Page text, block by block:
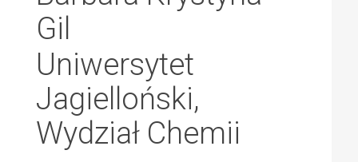
Gil
Uniwersytet
Jagielloński,
Wydział Chemii